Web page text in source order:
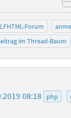
Forum
im Thread-Baum
08:18 php